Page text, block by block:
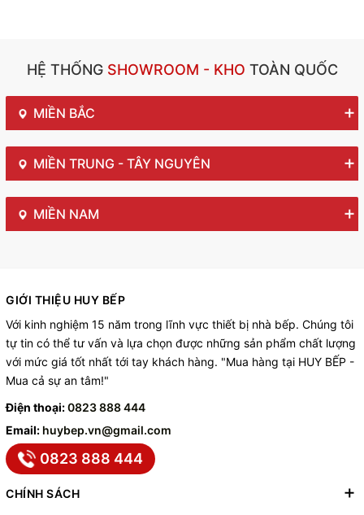
HỆ THỐNGSHOWROOM - KHO TOÀN QUỐC
MIỀN BẮC
MIỀN TRUNG - TÂY NGUYÊN
MIỀN NAM
GIỚI THIỆU HUY BẾP
Với kinh nghiệm 15 năm trong lĩnh vực thiết bị nhà bếp. Chúng tôi
tự tin có thể tư vấn và lựa chọn được những sản phẩm chất lượng
với mức giá tốt nhất tới tay khách hàng. "Mua hàng tại HUY BẾP -
Mua cả sự an tâm!"
Điện thoại:0823 888 444
Email: huybep.vn@gmail.com
0823 888 444
CHÍNH SÁCH